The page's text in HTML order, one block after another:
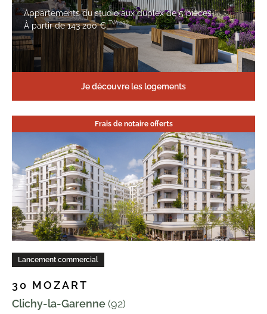
Appartements du studio aux duplex de 5 pièces
À partir de 143 200 €TVA 20%
Je découvre les logements
Frais de notaire offerts
Lancement commercial
30 MOZART
Clichy-la-Garenne
(92)